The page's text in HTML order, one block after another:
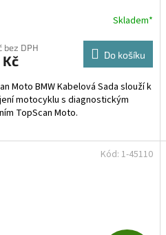
Skladem*
bez DPH
Do košíku
Moto BMW Kabelová Sada slouží k
motocyklu s diagnostickým
TopScan Moto.
Kód: 1-45110